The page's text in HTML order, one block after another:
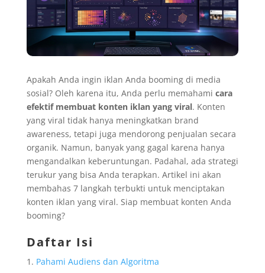
Apakah Anda ingin iklan Anda booming di media
sosial? Oleh karena itu, Anda perlu memahami cara
efektif membuat konten iklan yang viral. Konten
yang viral tidak hanya meningkatkan brand
awareness, tetapi juga mendorong penjualan secara
organik. Namun, banyak yang gagal karena hanya
mengandalkan keberuntungan. Padahal, ada strategi
terukur yang bisa Anda terapkan. Artikel ini akan
membahas 7 langkah terbukti untuk menciptakan
konten iklan yang viral. Siap membuat konten Anda
booming?
Daftar Isi
Pahami Audiens dan Algoritma